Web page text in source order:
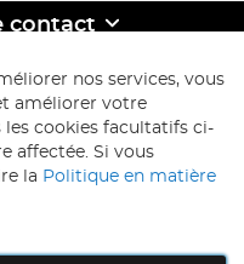
contact
nos services, vous
améliorer votre
les cookies facultatifs ci-
affectée. Si vous
la Politique en matière